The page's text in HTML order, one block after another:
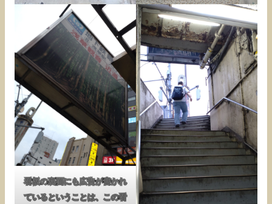
看板の裏面にも広告が書かれ
ているということは、この看